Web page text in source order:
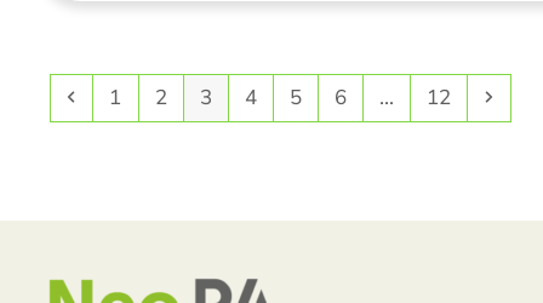
Precedente
Pagina
1 Pagina
2 Pagina
3 Pagina
4 Pagina
5 Pagina
6 … Pagina
12